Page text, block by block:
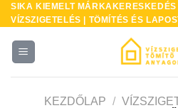
Skip
to
content
SIKA KIEMELT MÁRKAKERESKEDÉS
VÍZSZIGETELÉS | TÖMÍTÉS ÉS
KEZDŐLAP /